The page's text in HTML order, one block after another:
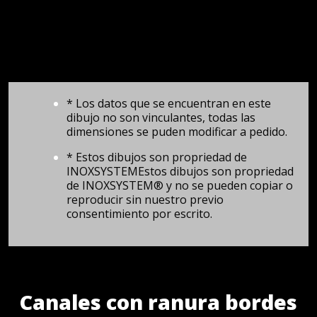
* Los datos que se encuentran en este
dibujo no son vinculantes, todas las
dimensiones se puden modificar a pedido.
* Estos dibujos son propriedad de
INOXSYSTEMEstos dibujos son propriedad
de INOXSYSTEM® y no se pueden copiar o
reproducir sin nuestro previo
consentimiento por escrito.
Canales con ranura bordes